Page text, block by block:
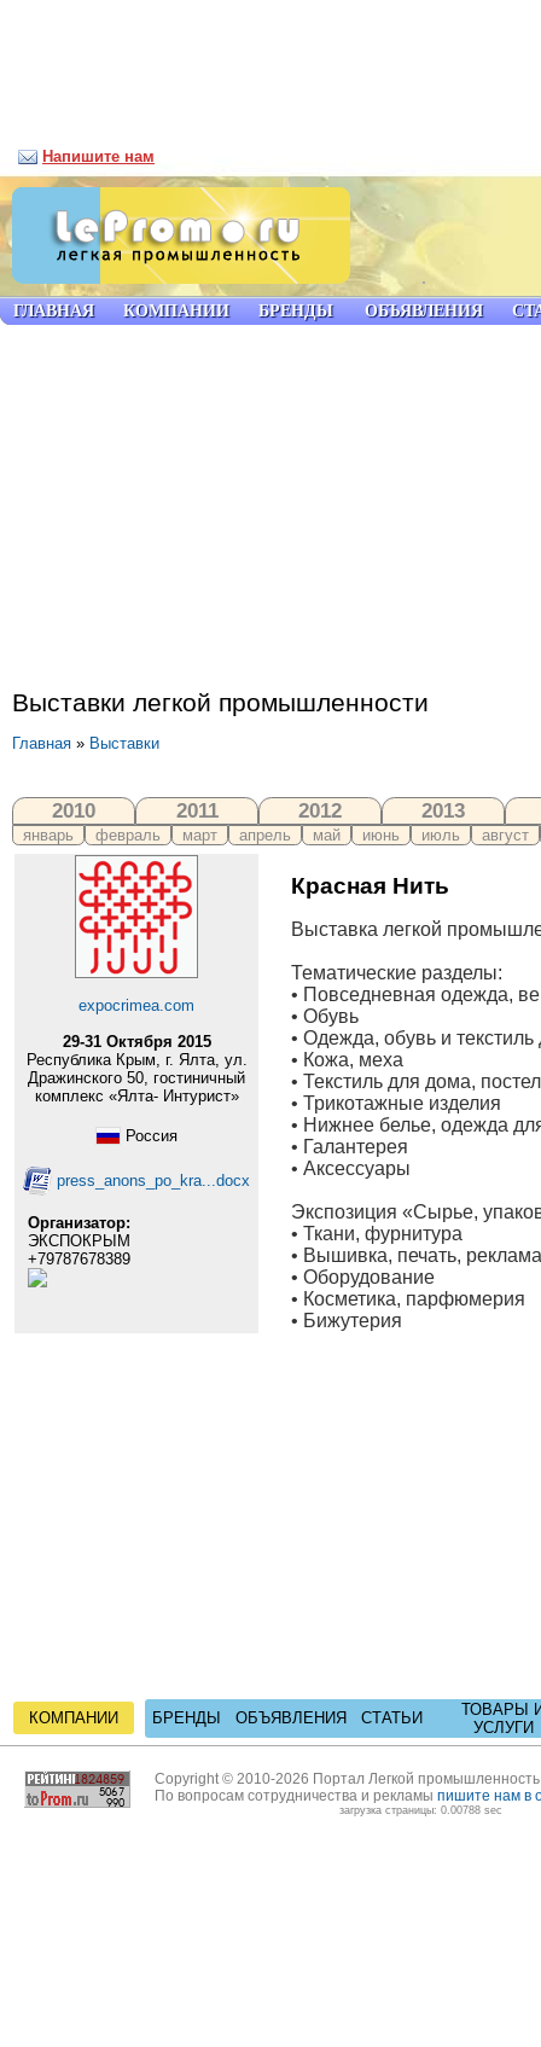
Выставки легкой промышленности
Главная » Выставки
2010 2011 2012 2013
январь февраль март апрель май июнь июль август
expocrimea.com
29-31 Октября 2015
Республика Крым, г. Ялта, ул.
Дражинского 50, гостиничный
комплекс «Ялта- Интурист»
Россия
press_anons_po_kra...docx
Организатор:
ЭКСПОКРЫМ
+79787678389
Красная Нить
Выставка легкой
Тематические разделы:
• Повседневная одежда,
• Обувь
• Одежда, обувь и текстиль
• Кожа, меха
• Текстиль для дома,
• Трикотажные изделия
• Нижнее белье, одежда
• Галантерея
• Аксессуары
Экспозиция «Сырье,
• Ткани, фурнитура
• Вышивка, печать, реклама
• Оборудование
• Косметика, парфюмерия
• Бижутерия
КОМПАНИИ БРЕНДЫ ОБЪЯВЛЕНИЯ СТАТЬИ
ТОВАРЫ
УСЛУГИ
ГЛАВНАЯ КОМПАНИИ БРЕНДЫ ОБЪЯВЛЕНИЯ
Напишите нам
Copyright © 2010-2026 Портал Легкой
По вопросам сотрудничества и рекламы пишите нам в
загрузка страницы: 0.00788 sec